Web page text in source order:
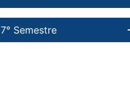
7° Semestre